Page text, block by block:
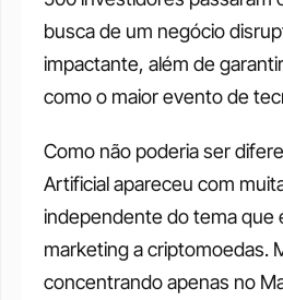
busca de um negócio
impactante, além de
como o maior evento de
Como não poderia ser
Artificial apareceu com
independente do tema que
marketing a criptomoedas.
concentrando apenas no